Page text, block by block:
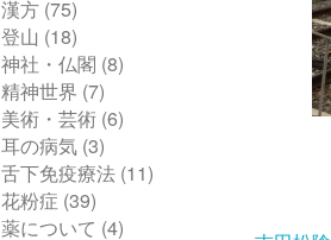
漢方 (75)
登山 (18)
神社・仏閣 (8)
精神世界 (7)
美術・芸術 (6)
耳の病気 (3)
舌下免疫療法 (11)
花粉症 (39)
薬について (4)